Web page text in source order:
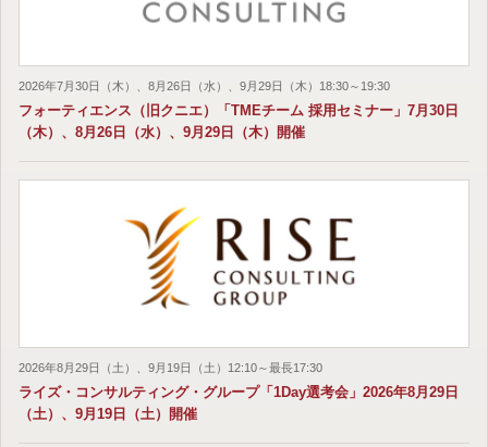
2026年7月30日（木）、8月26日（水）、9月29日（木）18:30～19:30
フォーティエンス（旧クニエ）「TMEチーム 採用セミナー」7月30日
（木）、8月26日（水）、9月29日（木）開催
2026年8月29日（土）、9月19日（土）12:10～最長17:30
ライズ・コンサルティング・グループ「1Day選考会」2026年8月29日
（土）、9月19日（土）開催